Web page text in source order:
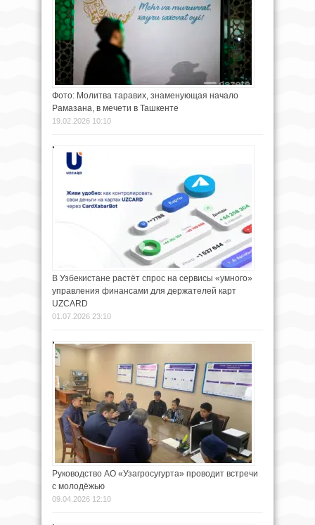
Фото: Молитва таравих, знаменующая начало
Рамазана, в мечети в Ташкенте
19.02.2026 10:10
В Узбекистане растёт спрос на сервисы «умного»
управления финансами для держателей карт
UZCARD
01.07.2026 23:10
Руководство АО «Узагросугурта» проводит встречи
с молодёжью
09.04.2026 12:10